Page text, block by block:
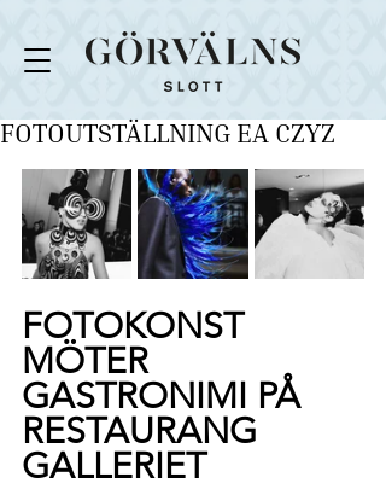
FOTOUTSTÄLLNING EA CZYZ
FOTOKONST
MÖTER
GASTRONIMI PÅ
RESTAURANG
GALLERIET